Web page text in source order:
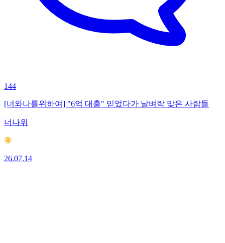
144
[너와나를위하여] "6억 대출" 믿었다가 날벼락 맞은 사람들
너나위
26.07.14